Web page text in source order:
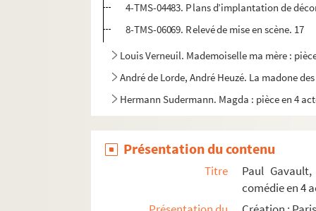
4-TMS-04483. Plans d’implantation de
8-TMS-06069. Relevé de mise en scène. 17
Louis Verneuil. Mademoiselle ma mère :
André de Lorde, André Heuzé. La madone
Hermann Sudermann. Magda : pièce en 4
Pierre Palau, Jean Velu. Une main dans
André Roussin. La main de César : comédie
Léon Gozlan. La main droite et la main
Présentation du contenu
Titre
Paul
comédie en 4